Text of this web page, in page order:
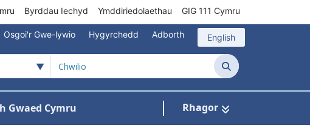
Byrddau Iechyd Ymddiriedolaethau GIG 111 Cymru
Osgoi'r Gwe-lywio Hygyrchedd Adborth English
Chwilio
Gwaed Cymru Rhagor